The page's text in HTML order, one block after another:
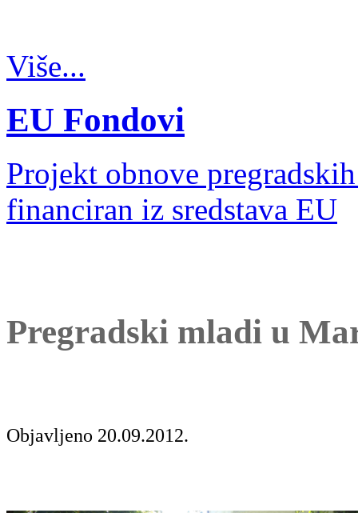
Više...
EU Fondovi
Projekt obnove
financiran iz sredstava EU
Pregradski mladi u
Objavljeno 20.09.2012.